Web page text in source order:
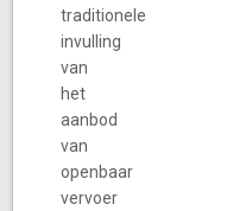
traditionele
invulling
van
het
aanbod
van
openbaar
vervoer